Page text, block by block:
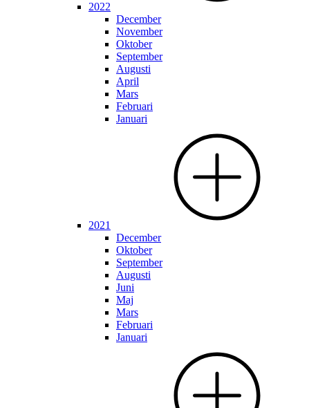
2022
December
November
Oktober
September
Augusti
April
Mars
Februari
Januari
2021
December
Oktober
September
Augusti
Juni
Maj
Mars
Februari
Januari